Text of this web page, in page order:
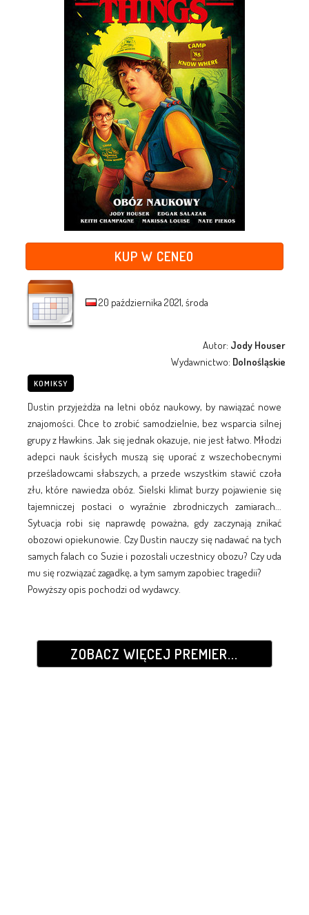
KUP W CENEO
20 października 2021, środa
Autor: Jody Houser
Wydawnictwo: Dolnośląskie
KOMIKSY
Dustin przyjeżdża na letni obóz naukowy, by nawiązać nowe
znajomości. Chce to zrobić samodzielnie, bez wsparcia silnej
grupy z Hawkins. Jak się jednak okazuje, nie jest łatwo. Młodzi
adepci nauk ścisłych muszą się uporać z wszechobecnymi
prześladowcami słabszych, a przede wszystkim stawić czoła
złu, które nawiedza obóz. Sielski klimat burzy pojawienie się
tajemniczej postaci o wyraźnie zbrodniczych zamiarach...
Sytuacja robi się naprawdę poważna, gdy zaczynają znikać
obozowi opiekunowie. Czy Dustin nauczy się nadawać na tych
samych falach co Suzie i pozostali uczestnicy obozu? Czy uda
mu się rozwiązać zagadkę, a tym samym zapobiec tragedii?
Powyższy opis pochodzi od wydawcy.
ZOBACZ WIĘCEJ PREMIER...